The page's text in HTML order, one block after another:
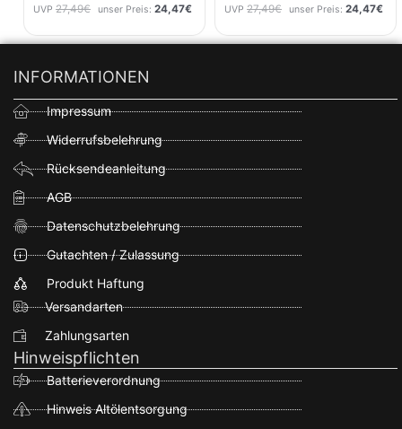
UVP 27,49€ unser Preis: 24,47€ UVP 27,49€ unser Preis: 24,47€
INFORMATIONEN
Impressum
Widerrufsbelehrung
Rücksendeanleitung
AGB
Datenschutzbelehrung
Gutachten / Zulassung
Produkt Haftung
Versandarten
Zahlungsarten
Hinweispflichten
Batterieverordnung
Hinweis Altölentsorgung